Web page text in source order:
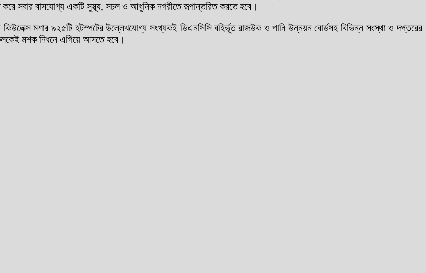
সবার বাসযোগ্য একটি সুস্থ্য, সচল ও আধুনিক নগরীতে রূপান্তরিত করতে হবে।
মশার ৯২৫টি হটস্পটের উল্লেখযোগ্য সংখ্যকই ডিএনসিসি বহিৰ্ভূত রাজউক ও পানি উন্নয়ন বোর্ডসহ বিভিন্ন সংস্থা ও দপ্তরের
মশক নিধনে এগিয়ে আসতে হবে।